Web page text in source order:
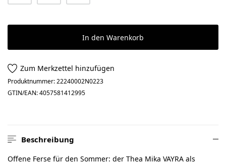
In den Warenkorb
Zum Merkzettel hinzufügen
Produktnummer:22240002N0223
GTIN/EAN:4057581412995
Beschreibung
Offene Ferse für den Sommer: der Thea Mika VAYRA als